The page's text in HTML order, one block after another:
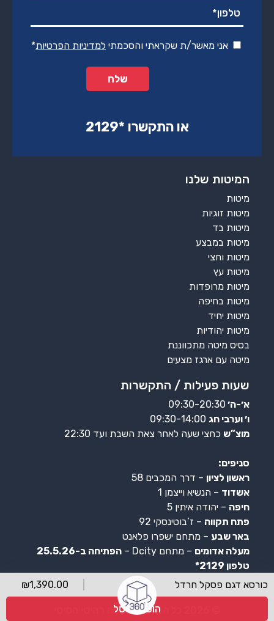
כורסא דגם פסקל חרדל ₪1,390.00
הוספה לסל
אני מאשר/ת שקראתי והסכמתי למדיניות הפרטיות*
או התקשרו ‏*2129‏
המיטות שלנו
מיטות
מיטות זוגיות
מיטות בד
מיטות במבצע
מיטות וחצי
מיטות עץ
מיטות מרופדות
מיטות בחיפה
מיטות יחיד
מיטות יהודיות
בסיס מיטה מתכווננת
מיטה עם ארגז מצעים
שעות פעילות / התקשרות
א׳-ה׳ 09:30-20:30
ו׳ וערבי חג
מוצ”ש כחצי שעה לאחר צאת השבת ועד 22:30
סניפים:
ראשון לציון – דרך המכבים 58
אשדוד – הנשיא וייצמן 1
חיפה – יהודה איתין 5
פתח תקווה – ז’בוטינסקי 92
באר שבע – מתחם ישפרו פלאנט
מעלה אדומים – מתחם Dcity –
הפתיחה ב-25.5.26
טלפון 2129*